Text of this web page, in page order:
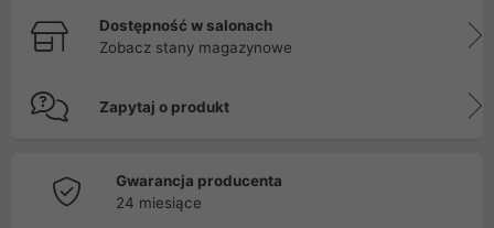
Dostępność w salonach
Zobacz stany magazynowe
Zapytaj o produkt
Gwarancja producenta
24 miesiące